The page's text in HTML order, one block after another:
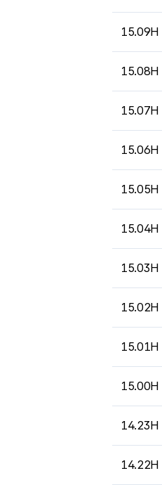
15.09H
15.08H
15.07H
15.06H
15.05H
15.04H
15.03H
15.02H
15.01H
15.00H
14.23H
14.22H